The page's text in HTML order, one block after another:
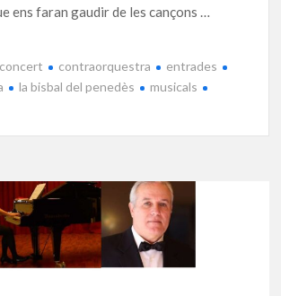
ens faran gaudir de les cançons …
concert contraorquestra
entrades
la bisbal del penedès
musicals